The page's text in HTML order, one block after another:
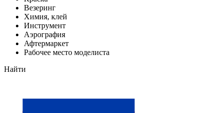
Везеринг
Химия, клей
Инструмент
Аэрография
Афтермаркет
Рабочее место моделиста
Найти